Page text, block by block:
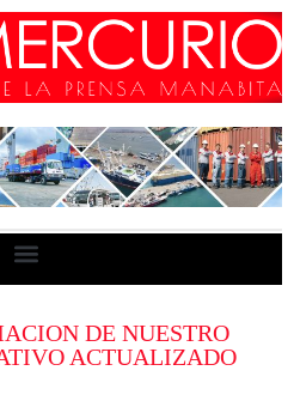
DE NUESTRO
ACTUALIZADO